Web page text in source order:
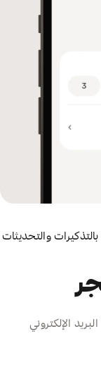
بالتذكيرات والتحديثات
الإلكتروني